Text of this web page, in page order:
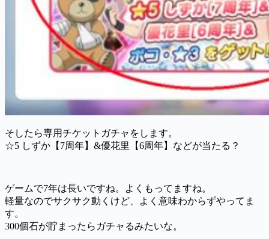
そしたら専用チケットガチャをします。
☆5 しずか【7周年】&優花里【6周年】などが当たる？
ゲームで7年は長いですね。よくもってますね。
軽量なのでサクサク動くけど、よく意味わからずやってま
す。
300個石が貯まったらガチャるみたいな。